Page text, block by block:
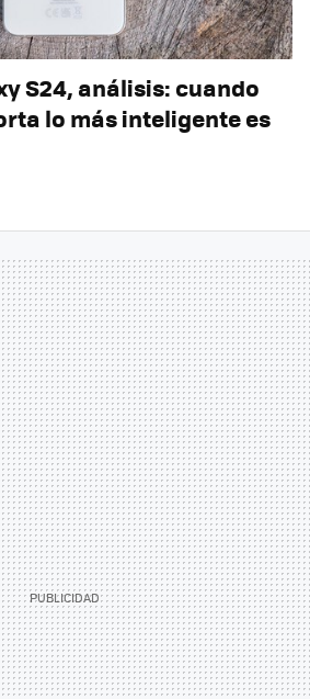
S24, análisis: cuando
lo más inteligente es